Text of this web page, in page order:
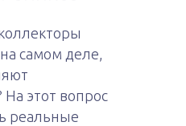
самом деле,
этот вопрос
реальные